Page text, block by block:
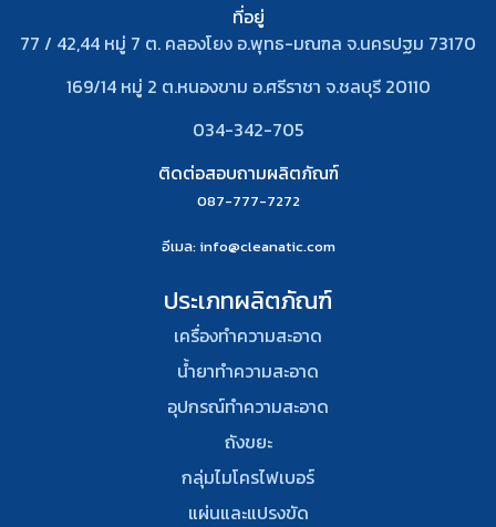
ที่อยู่
77 / 42,44 หมู่ 7 ต. คลองโยง อ.พุทธ-มณฑล จ.นครปฐม 73170
169/14 หมู่ 2 ต.หนองขาม อ.ศรีราชา จ.ชลบุรี 20110
034-342-705
ติดต่อสอบถามผลิตภัณฑ์
087-777-7272
อีเมล: info@cleanatic.com
ประเภทผลิตภัณฑ์
เครื่องทำความสะอาด
น้ำยาทำความสะอาด
อุปกรณ์ทําความสะอาด
ถังขยะ
กลุ่มไมโครไฟเบอร์
แผ่นและแปรงขัด